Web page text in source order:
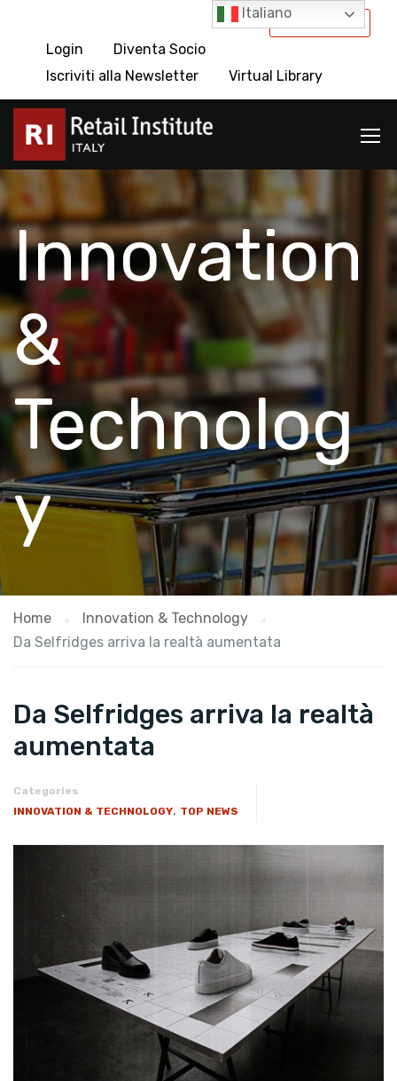
International
Login
Diventa Socio
Iscriviti alla Newsletter
Virtual Library
Innovation
&
Technolog
y
Home
Innovation & Technology
Da Selfridges arriva la realtà aumentata
Da Selfridges arriva la realtà
aumentata
Categories
INNOVATION & TECHNOLOGY, TOP NEWS
Italiano